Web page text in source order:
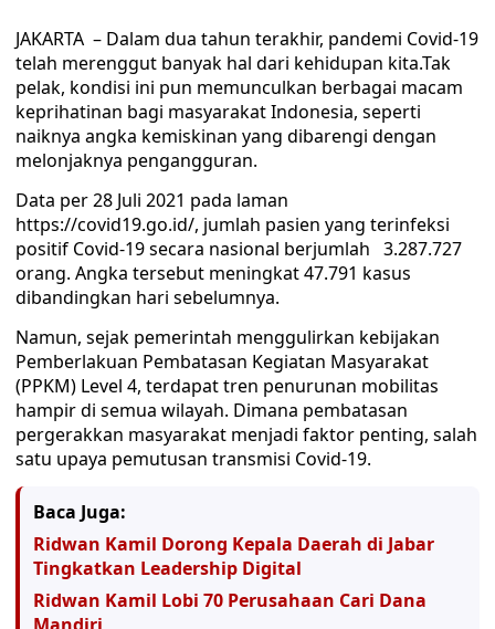
JAKARTA – Dalam dua tahun terakhir, pandemi Covid-19
telah merenggut banyak hal dari kehidupan kita.Tak
pelak, kondisi ini pun memunculkan berbagai macam
keprihatinan bagi masyarakat Indonesia, seperti
naiknya angka kemiskinan yang dibarengi dengan
melonjaknya pengangguran.
Data per 28 Juli 2021 pada laman
https://covid19.go.id/, jumlah pasien yang terinfeksi
positif Covid-19 secara nasional berjumlah 3.287.727
orang. Angka tersebut meningkat 47.791 kasus
dibandingkan hari sebelumnya.
Namun, sejak pemerintah menggulirkan kebijakan
Pemberlakuan Pembatasan Kegiatan Masyarakat
(PPKM) Level 4, terdapat tren penurunan mobilitas
hampir di semua wilayah. Dimana pembatasan
pergerakkan masyarakat menjadi faktor penting, salah
satu upaya pemutusan transmisi Covid-19.
Baca Juga:
Ridwan Kamil Dorong Kepala Daerah di Jabar
Tingkatkan Leadership Digital
Ridwan Kamil Lobi 70 Perusahaan Cari Dana